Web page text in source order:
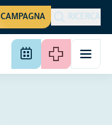
CAMPAGNA RICERCA